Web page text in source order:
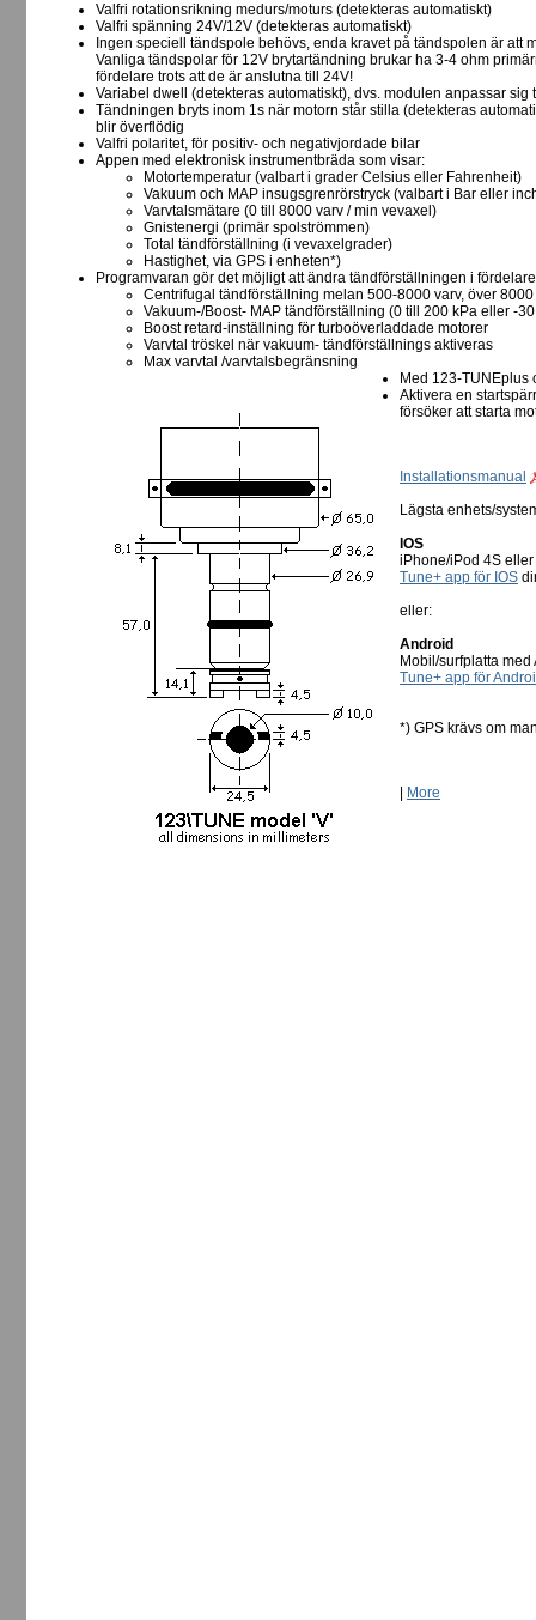
Valfri rotationsrikning medurs/moturs (detekteras automatiskt)
Valfri spänning 24V/12V (detekteras automatiskt)
Ingen speciell tändspole behövs, enda kravet på tändspolen är att
Vanliga tändspolar för 12V brytartändning brukar ha 3-4 ohm
fördelare trots att de är anslutna till 24V!
Variabel dwell (detekteras automatiskt), dvs. modulen anpassar
Tändningen bryts inom 1s när motorn står stilla (detekteras
blir överflödig
Valfri polaritet, för positiv- och negativjordade bilar
Appen med elektronisk instrumentbräda som visar:
Motortemperatur (valbart i grader Celsius eller Fahrenheit)
Vakuum och MAP insugsgrenrörstryck (valbart i Bar eller
Varvtalsmätare (0 till 8000 varv / min vevaxel)
Gnistenergi (primär spolströmmen)
Total tändförställning (i vevaxelgrader)
Hastighet, via GPS i enheten*)
Programvaran gör det möjligt att ändra tändförställningen i
Centrifugal tändförställning melan 500-8000 varv, över
Vakuum-/Boost- MAP tändförställning (0 till 200 kPa eller -
Boost retard-inställning för turboöverladdade motorer
Varvtal tröskel när vakuum- tändförställnings aktiveras
Max varvtal /varvtalsbegränsning
Med 123-TUNEplus
Aktivera en
försöker att starta
Installationsmanual
Lägsta enhets/
IOS
iPhone/iPod 4S
Tune+ app för IOS
eller:
Android
Mobil/surfplatta
Tune+ app för
*) GPS krävs om
More